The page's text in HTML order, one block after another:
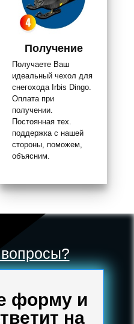
Получение
Получаете Ваш
идеальный чехол для
снегохода Irbis Dingo.
Оплата при
получении.
Постоянная тех.
поддержка с нашей
стороны, поможем,
объясним.
форму и
на